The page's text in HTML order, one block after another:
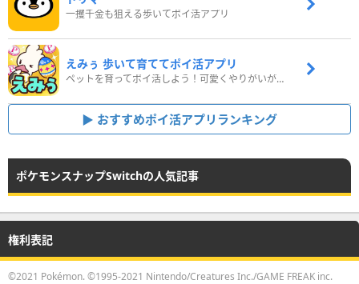
一攫千金も狙える歩いてポイ活アプリ
えみぅ 歩いて育ててポイ活アプリ
ペットを育ってポイ活しよう！可愛くやりがいがある新感覚アプリ
おすすめポイ活アプリランキング
ポケモンスナップSwitchの人気記事
権利表記
©2021 Pokémon. ©1995-2021 Nintendo/Creatures Inc./GAME FREAK inc.